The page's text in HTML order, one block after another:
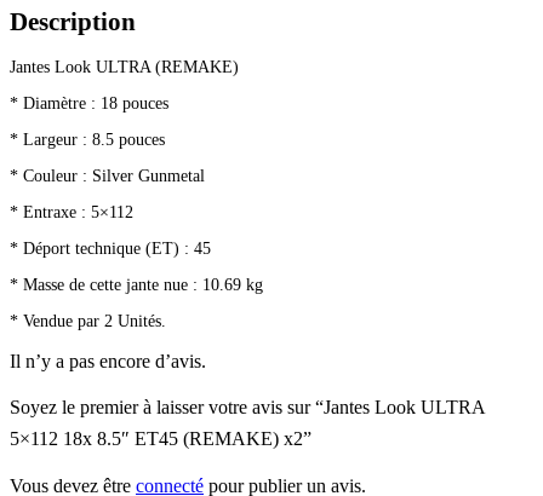
Description
Jantes Look ULTRA (REMAKE)
* Diamètre : 18 pouces
* Largeur : 8.5 pouces
* Couleur : Silver Gunmetal
* Entraxe : 5×112
* Déport technique (ET) : 45
* Masse de cette jante nue : 10.69 kg
* Vendue par 2 Unités.
Il n’y a pas encore d’avis.
Soyez le premier à laisser votre avis sur “Jantes Look ULTRA
5×112 18x 8.5″ ET45 (REMAKE) x2”
Vous devez être connecté pour publier un avis.